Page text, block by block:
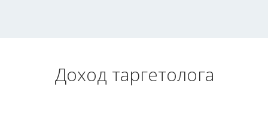
Доход таргетолога